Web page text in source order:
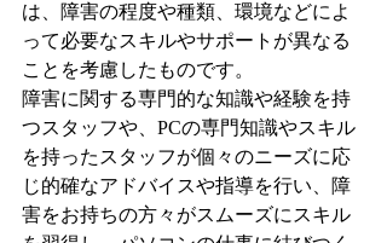
は、障害の程度や種類、環境などによ
って必要なスキルやサポートが異なる
ことを考慮したものです。
障害に関する専門的な知識や経験を持
つスタッフや、PCの専門知識やスキル
を持ったスタッフが個々のニーズに応
じ的確なアドバイスや指導を行い、障
害をお持ちの方々がスムーズにスキル